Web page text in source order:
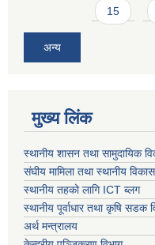
15
अन्य
मुख्य लिंक
स्थानीय शासन तथा सामुदायिक
संघीय मामिला तथा स्थानीय
स्थानीय तहको लागि ICT ब्लग
स्थानीय पूर्वाधार तथा कृषि सडक
अर्थ मन्त्रालय